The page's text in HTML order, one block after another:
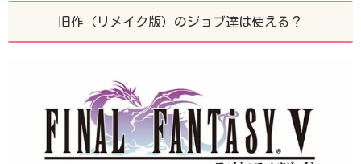
旧作（リメイク版）のジョブ達は使える？